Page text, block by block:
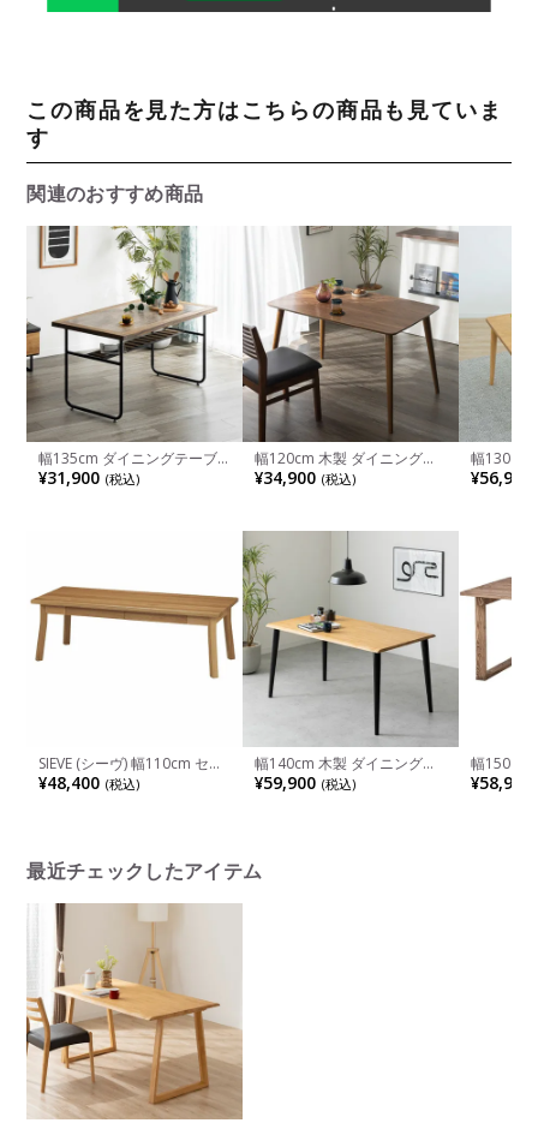
この商品を見た方はこちらの商品も見ていま
す
関連のおすすめ商品
幅135cm ダイニングテーブ
ル 石目調 メラミン天板 アイ
アン脚 棚付き 長方形 テーブ
¥31,900 (税込)
幅120cm 木製 ダイニングテ
ーブル 長方形 天然木 省スペ
ース コンパクト 4人用 リビン
風 ウォールナット
¥34,900 (税込)
幅130cm
ーブル 4
ダード 天
¥56,900
SIEVE (シーヴ) 幅110cm セン
ターテーブル マージ 木製 ロ
ーテーブル リビングテーブル
¥48,400 (税込)
幅140cm 木製 ダイニングテ
ーブル 4本脚 インスパイア 4
人用 天然木 耳付き 一枚板風
¥59,900 (税込)
幅150cm
ーブル 天
材 ロの字
¥58,900
最近チェックしたアイテム